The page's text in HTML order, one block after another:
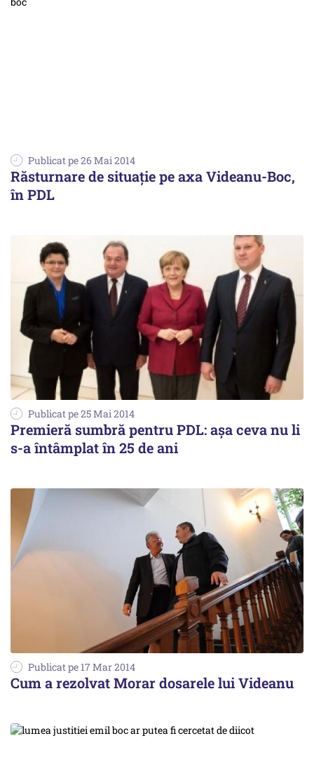
Publicat pe 26 Mai 2014
Răsturnare de situație pe axa Videanu-Boc,
în PDL
Publicat pe 25 Mai 2014
Premieră sumbră pentru PDL: așa ceva nu li
s-a întâmplat în 25 de ani
Publicat pe 17 Mar 2014
Cum a rezolvat Morar dosarele lui Videanu